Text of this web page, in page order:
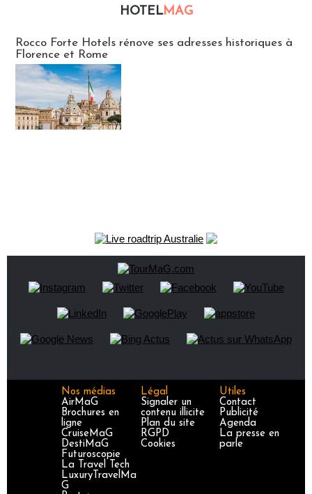
HOTELMAG
Rocco Forte Hotels rénove ses adresses historiques à
Florence et Rome
Nos médias
AirMaG
Brochures en
ligne
CruiseMaG
DestiMaG
Futuroscopie
La Travel Tech
LuxuryTravelMa
G
Légal
Signaler un
contenu illicite
Plan du site
RGPD
Cookies
Utiles
Contact
Publicité
Agenda
La presse en
parle